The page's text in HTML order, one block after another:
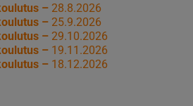
– 28.8.2026
– 25.9.2026
– 29.10.2026
– 19.11.2026
– 18.12.2026